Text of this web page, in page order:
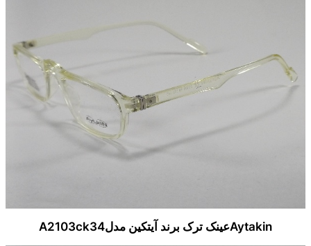
Aytakinعینک ترک برند آیتکین مدلA2103ck34